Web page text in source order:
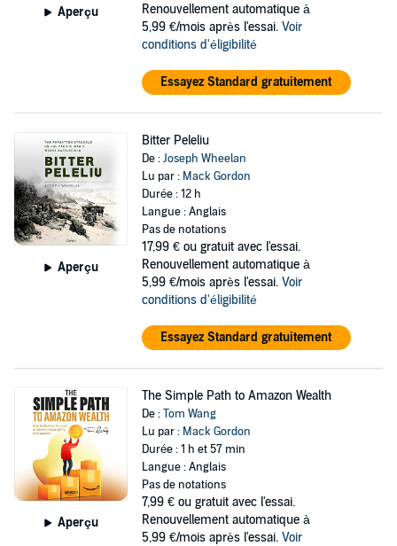
Aperçu
Renouvellement automatique à
5,99 €/mois après l'essai. Voir
conditions d'éligibilité
Essayez Standard gratuitement
Aperçu
Bitter Peleliu
De :Joseph Wheelan
Lu par : Mack Gordon
Durée : 12 h
Langue : Anglais
Pas de notations
17,99 € ou gratuit avec l'essai.
Renouvellement automatique à
5,99 €/mois après l'essai. Voir
conditions d'éligibilité
Essayez Standard gratuitement
Aperçu
The Simple Path to Amazon Wealth
De :Tom Wang
Lu par : Mack Gordon
Durée : 1 h et 57 min
Langue : Anglais
Pas de notations
7,99 € ou gratuit avec l'essai.
Renouvellement automatique à
5,99 €/mois après l'essai. Voir